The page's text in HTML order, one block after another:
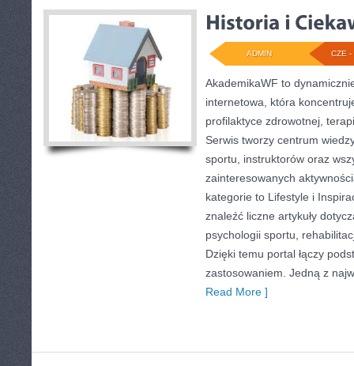
CZE -
ADMIN
AkademikaWF to
internetowa, która
profilaktyce zdrowotnej,
Serwis tworzy centrum
sportu, instruktorów oraz
zainteresowanych
kategorie to Lifestyle i
znaleźć liczne artykuły
psychologii sportu,
Dzięki temu portal łączy
zastosowaniem. Jedną z
Read More ]